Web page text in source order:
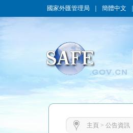
國家外匯管理局 簡體中文
主頁 > 公告資訊